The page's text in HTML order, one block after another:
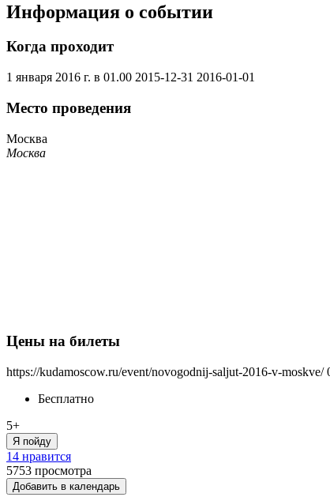
Информация о событии
Когда проходит
1 января 2016 г. в 01.00 2015-12-31 2016-01-01
Место проведения
Москва
Москва
Цены на билеты
https://kudamoscow.ru/event/novogodnij-saljut-2016-v-moskve/
Бесплатно
5+
Я пойду
14 нравится
5753 просмотра
Добавить в календарь